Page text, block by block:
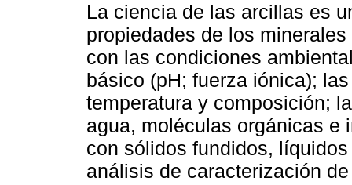
La ciencia de las arcillas es
propiedades de los
con las condiciones
básico (pH; fuerza iónica);
temperatura y composición;
agua, moléculas orgánicas e
con sólidos fundidos,
análisis de caracterización